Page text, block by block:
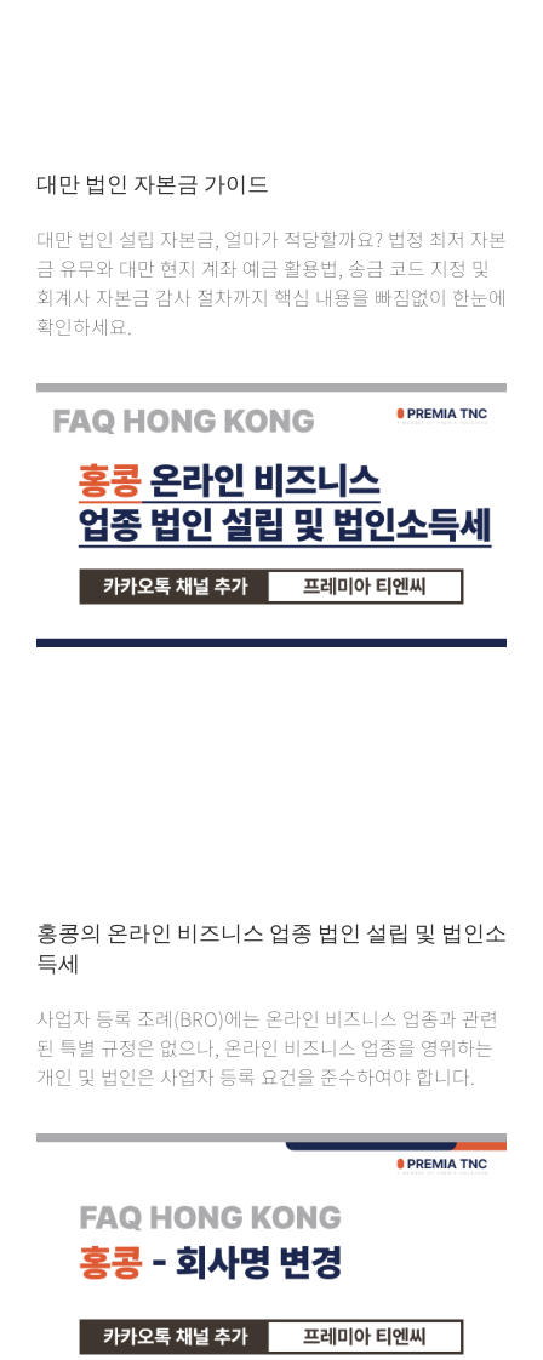
대만 법인 자본금 가이드
대만 법인 설립 자본금, 얼마가 적당할까요? 법정 최저 자본
금 유무와 대만 현지 계좌 예금 활용법, 송금 코드 지정 및
회계사 자본금 감사 절차까지 핵심 내용을 빠짐없이 한눈에
확인하세요.
홍콩의 온라인 비즈니스 업종 법인 설립 및 법인소
득세
사업자 등록 조례(BRO)에는 온라인 비즈니스 업종과 관련
된 특별 규정은 없으나, 온라인 비즈니스 업종을 영위하는
개인 및 법인은 사업자 등록 요건을 준수하여야 합니다.